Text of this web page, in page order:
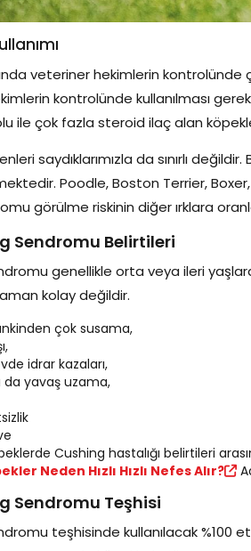
veteriner hekimlerin kontrolünde
kontrolünde kullanılması
ile çok fazla steroid ilaç alan
saydıklarımızla da sınırlı değildir.
Poodle, Boston Terrier,
görülme riskinin diğer ırklara
Sendromu Belirtileri
genellikle orta veya ileri
kolay değildir.
çok susama,
idrar kazaları,
yavaş uzama,
Cushing hastalığı belirtileri
Neden Hızlı Hızlı Nefes Alır?
Sendromu Teşhisi
teşhisinde kullanılacak %100